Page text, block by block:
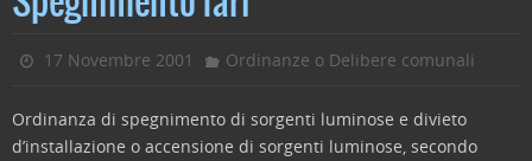
b
o
k
dI
n
vi
di
17 Novembre 2001 Ordinanze o Delibere comunali
Ordinanza di spegnimento di sorgenti luminose e divieto
d’installazione o accensione di sorgenti luminose, secondo